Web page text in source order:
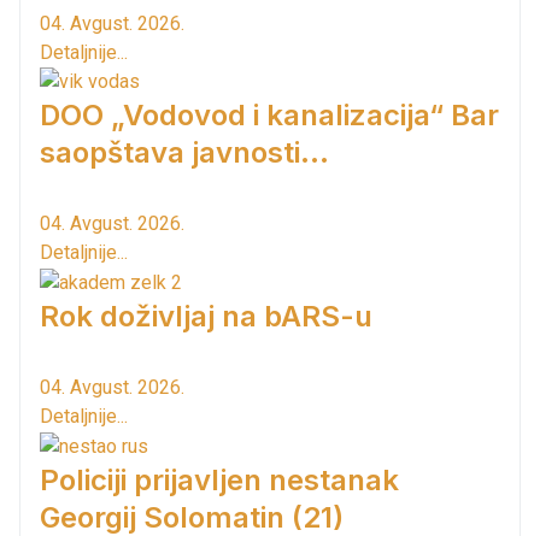
04. Avgust. 2026.
Detaljnije...
DOO „Vodovod i kanalizacija“ Bar
saopštava javnosti...
04. Avgust. 2026.
Detaljnije...
Rok doživljaj na bARS-u
04. Avgust. 2026.
Detaljnije...
Policiji prijavljen nestanak
Georgij Solomatin (21)